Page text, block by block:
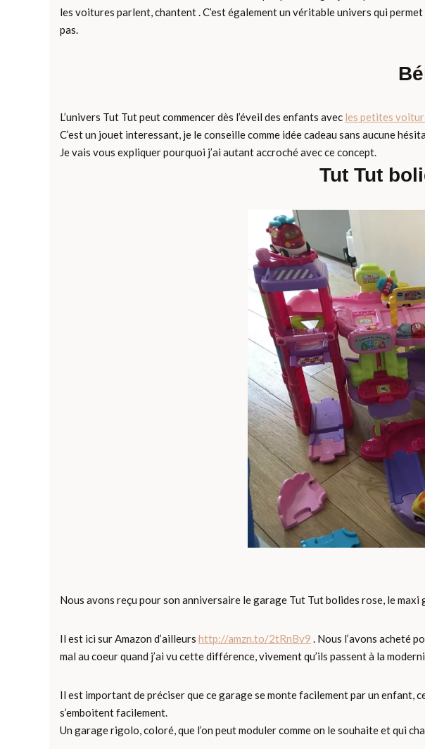
les voitures parlent, chantent . C’est également un véritable univers qui
pas.
L’univers Tut Tut peut commencer dès l’éveil des enfants avec les petites
C’est un jouet interessant, je le conseille comme idée cadeau sans aucune
Je vais vous expliquer pourquoi j’ai autant accroché avec ce concept.
Tut Tut
Nous avons reçu pour son anniversaire le garage Tut Tut bolides rose, le
Il est ici sur Amazon d’ailleurs http://amzn.to/2tRnBv9 . Nous l’avons acheté
mal au coeur quand j’ai vu cette différence, vivement qu’ils passent à la
Il est important de préciser que ce garage se monte facilement par un enfant,
s’emboitent facilement.
Un garage rigolo, coloré, que l’on peut moduler comme on le souhaite et qui